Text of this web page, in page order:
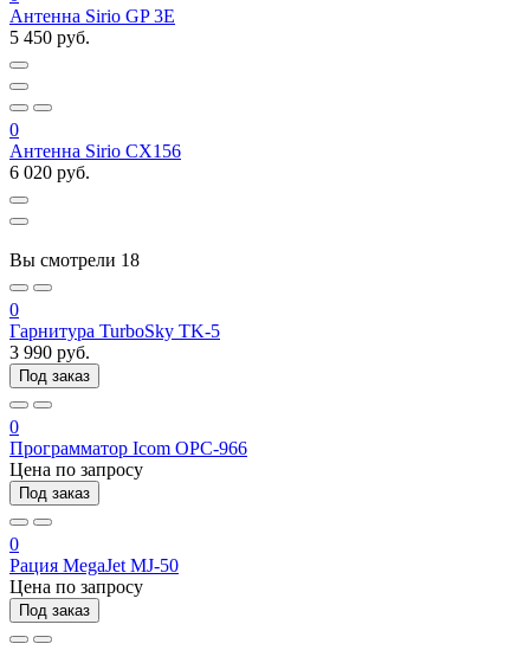
Антенна Sirio GP 3E
5 450 руб.
0
Антенна Sirio CX156
6 020 руб.
Вы смотрели 18
0
Гарнитура TurboSky TK-5
3 990 руб.
Под заказ
0
Программатор Icom OPC-966
Цена по запросу
Под заказ
0
Рация MegaJet MJ-50
Цена по запросу
Под заказ